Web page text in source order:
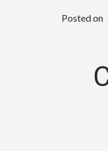
Posted on